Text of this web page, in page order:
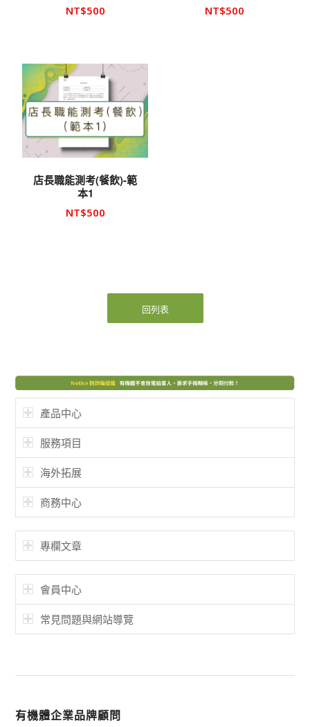
NT$500 NT$500
店長職能測考(餐飲)-範
本1
NT$500
回列表
產品中心
服務項目
海外拓展
商務中心
專欄文章
會員中心
常見問題與網站導覽
有機體企業品牌顧問